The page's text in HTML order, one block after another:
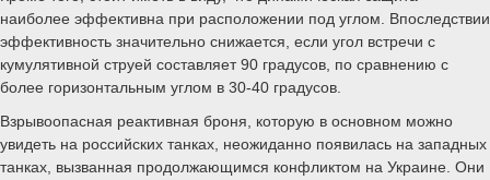
наиболее эффективна при расположении под углом. Впоследствии
эффективность значительно снижается, если угол встречи с
кумулятивной струей составляет 90 градусов, по сравнению с
более горизонтальным углом в 30-40 градусов.
Взрывоопасная реактивная броня, которую в основном можно
увидеть на российских танках, неожиданно появилась на западных
танках, вызванная продолжающимся конфликтом на Украине. Они